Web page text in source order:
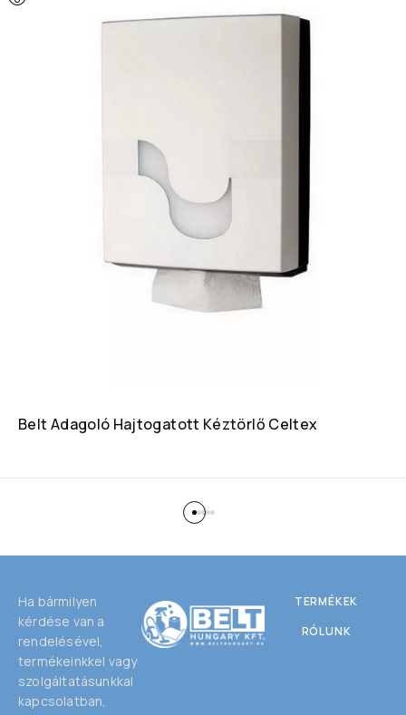
Belt Adagoló Hajtogatott Kéztörlő Celtex
Ha bármilyen
kérdése van a
rendelésével,
termékeinkkel vagy
szolgáltatásunkkal
kapcsolatban,
TERMÉKEK
RÓLUNK